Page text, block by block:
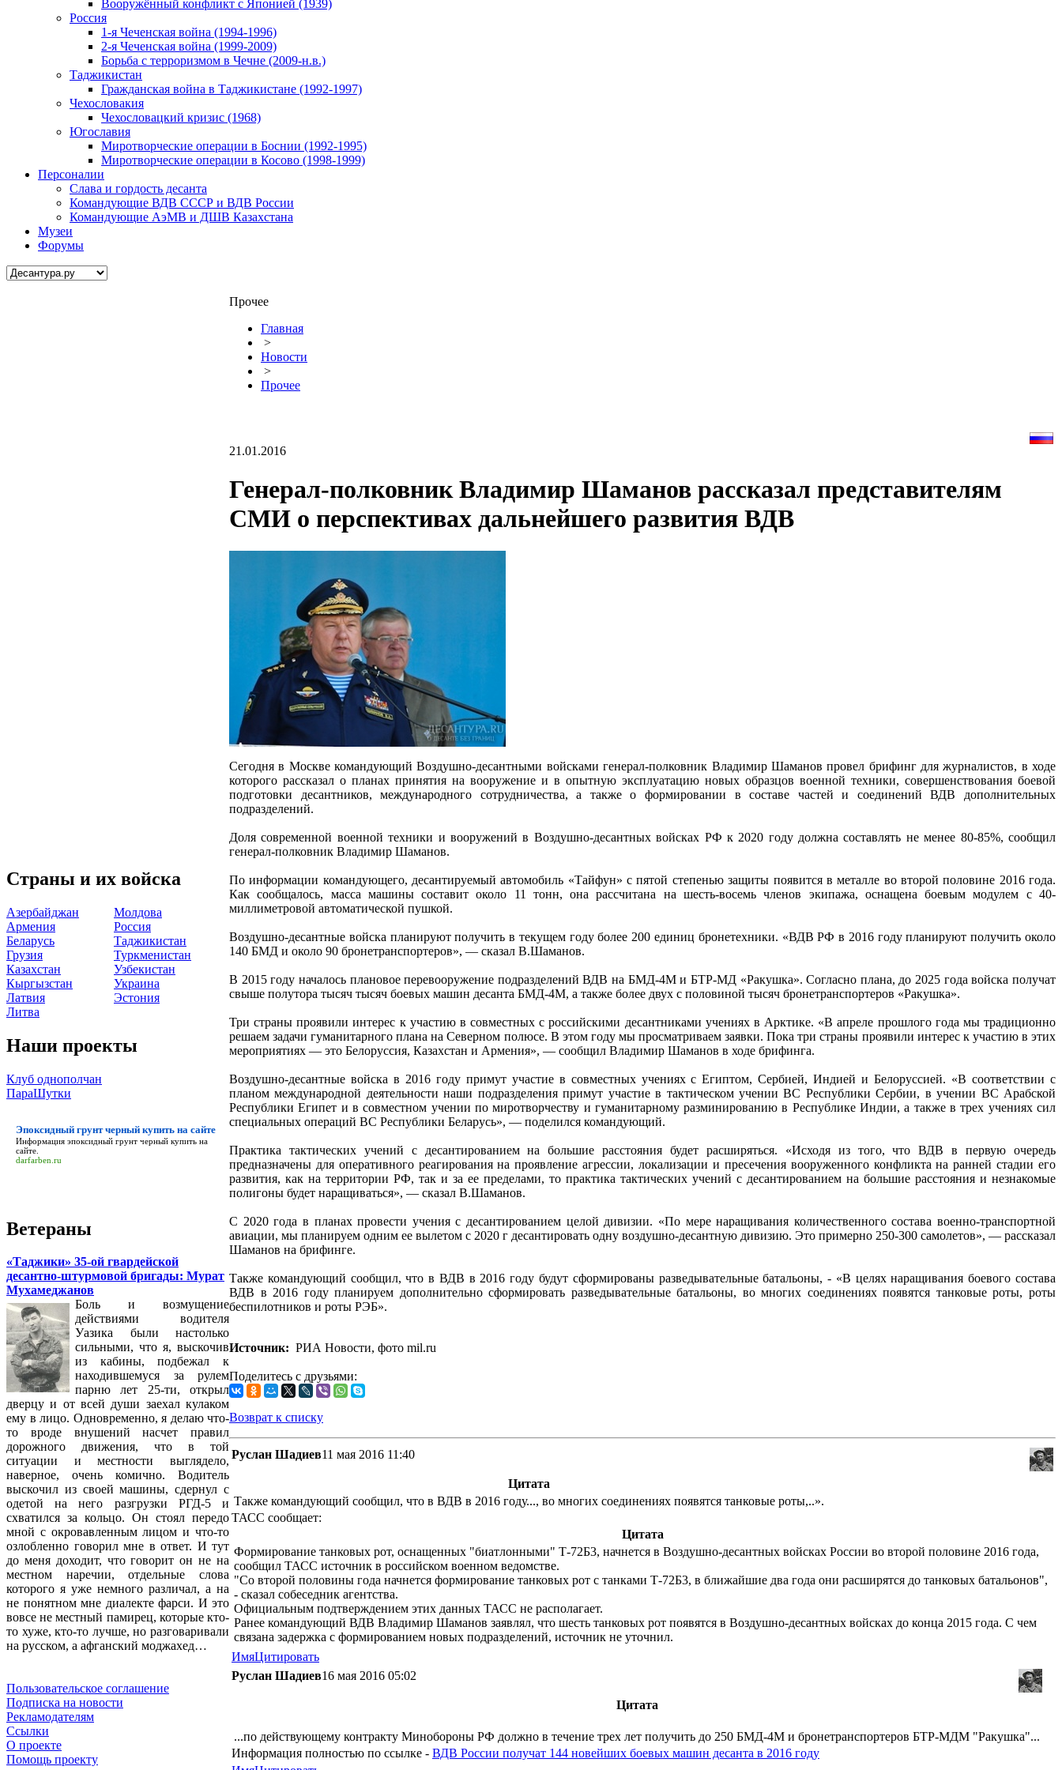
Вооружённый конфликт с Японией (1939)
Россия
1-я Чеченская война (1994-1996)
2-я Чеченская война (1999-2009)
Борьба с терроризмом в Чечне (2009-н.в.)
Таджикистан
Гражданская война в Таджикистане (1992-1997)
Чехословакия
Чехословацкий кризис (1968)
Югославия
Миротворческие операции в Боснии (1992-1995)
Миротворческие операции в Косово (1998-1999)
Персоналии
Слава и гордость десанта
Командующие ВДВ СССР и ВДВ России
Командующие АэМВ и ДШВ Казахстана
Музеи
Форумы
Страны и их войска
Азербайджан
Армения
Беларусь
Грузия
Казахстан
Кыргызстан
Латвия
Литва
Молдова
Россия
Таджикистан
Туркменистан
Узбекистан
Украина
Эстония
Наши проекты
Клуб однополчан
ПараШутки
Эпоксидный грунт черный купить на сайте
Информация эпоксидный грунт черный купить на
сайте.
darfarben.ru
Ветераны
«Таджики» 35-ой гвардейской
десантно-штурмовой бригады: Мурат
Мухамеджанов
Боль и возмущение
действиями водителя
Уазика были настолько
сильными, что я, выскочив
из кабины, подбежал к
находившемуся за рулем
парню лет 25-ти, открыл
дверцу и от всей души заехал кулаком
ему в лицо. Одновременно, я делаю что-
то вроде внушений насчет правил
дорожного движения, что в той
ситуации и местности выглядело,
наверное, очень комично. Водитель
выскочил из своей машины, сдернул с
одетой на него разгрузки РГД-5 и
схватился за кольцо. Он стоял передо
мной с окровавленным лицом и что-то
озлобленно говорил мне в ответ. И тут
до меня доходит, что говорит он не на
местном наречии, отдельные слова
которого я уже немного различал, а на
не понятном мне диалекте фарси. И это
вовсе не местный памирец, которые кто-
то хуже, кто-то лучше, но разговаривали
на русском, а афганский моджахед…
Пользовательское соглашение
Подписка на новости
Рекламодателям
Ссылки
О проекте
Помощь проекту
Прочее
Главная
>
Новости
>
Прочее
21.01.2016
Генерал-полковник Владимир Шаманов рассказал представителям
СМИ о перспективах дальнейшего развития ВДВ
Сегодня в Москве командующий Воздушно-десантными войсками генерал-полковник Владимир Шаманов провел брифинг для журналистов, в ходе
которого рассказал о планах принятия на вооружение и в опытную эксплуатацию новых образцов военной техники, совершенствования боевой
подготовки десантников, международного сотрудничества, а также о формировании в составе частей и соединений ВДВ дополнительных
подразделений.
Доля современной военной техники и вооружений в Воздушно-десантных войсках РФ к 2020 году должна составлять не менее 80-85%, сообщил
генерал-полковник Владимир Шаманов.
По информации командующего, десантируемый автомобиль «Тайфун» с пятой степенью защиты появится в металле во второй половине 2016 года.
Как сообщалось, масса машины составит около 11 тонн, она рассчитана на шесть-восемь членов экипажа, оснащена боевым модулем с 40-
миллиметровой автоматической пушкой.
Воздушно-десантные войска планируют получить в текущем году более 200 единиц бронетехники. «ВДВ РФ в 2016 году планируют получить около
140 БМД и около 90 бронетранспортеров», — сказал В.Шаманов.
В 2015 году началось плановое перевооружение подразделений ВДВ на БМД-4М и БТР-МД «Ракушка». Согласно плана, до 2025 года войска получат
свыше полутора тысяч тысяч боевых машин десанта БМД-4М, а также более двух с половиной тысяч бронетранспортеров «Ракушка».
Три страны проявили интерес к участию в совместных с российскими десантниками учениях в Арктике. «В апреле прошлого года мы традиционно
решаем задачи гуманитарного плана на Северном полюсе. В этом году мы просматриваем заявки. Пока три страны проявили интерес к участию в этих
мероприятиях — это Белоруссия, Казахстан и Армения», — сообщил Владимир Шаманов в ходе брифинга.
Воздушно-десантные войска в 2016 году примут участие в совместных учениях с Египтом, Сербией, Индией и Белоруссией. «В соответствии с
планом международной деятельности наши подразделения примут участие в тактическом учении ВС Республики Сербии, в учении ВС Арабской
Республики Египет и в совместном учении по миротворчеству и гуманитарному разминированию в Республике Индии, а также в трех учениях сил
специальных операций ВС Республики Беларусь», — поделился командующий.
Практика тактических учений с десантированием на большие расстояния будет расширяться. «Исходя из того, что ВДВ в первую очередь
предназначены для оперативного реагирования на проявление агрессии, локализации и пресечения вооруженного конфликта на ранней стадии его
развития, как на территории РФ, так и за ее пределами, то практика тактических учений с десантированием на большие расстояния и незнакомые
полигоны будет наращиваться», — сказал В.Шаманов.
С 2020 года в планах провести учения с десантированием целой дивизии. «По мере наращивания количественного состава военно-транспортной
авиации, мы планируем одним ее вылетом с 2020 г десантировать одну воздушно-десантную дивизию. Это примерно 250-300 самолетов», — рассказал
Шаманов на брифинге.
Также командующий сообщил, что в ВДВ в 2016 году будут сформированы разведывательные батальоны, - «В целях наращивания боевого состава
ВДВ в 2016 году планируем дополнительно сформировать разведывательные батальоны, во многих соединениях появятся танковые роты, роты
беспилотников и роты РЭБ».
Источник: РИА Новости, фото mil.ru
Поделитесь с друзьями:
Возврат к списку
Руслан Шадиев11 мая 2016 11:40
Цитата
Также командующий сообщил, что в ВДВ в 2016 году..., во многих соединениях появятся танковые роты,..».
ТАСС сообщает:
Цитата
Формирование танковых рот, оснащенных "биатлонными" Т-72Б3, начнется в Воздушно-десантных войсках России во второй половине 2016 года,
сообщил ТАСС источник в российском военном ведомстве.
"Со второй половины года начнется формирование танковых рот с танками Т-72Б3, в ближайшие два года они расширятся до танковых батальонов",
- сказал собеседник агентства.
Официальным подтверждением этих данных ТАСС не располагает.
Ранее командующий ВДВ Владимир Шаманов заявлял, что шесть танковых рот появятся в Воздушно-десантных войсках до конца 2015 года. С чем
связана задержка с формированием новых подразделений, источник не уточнил.
ИмяЦитировать
Руслан Шадиев16 мая 2016 05:02
Цитата
...по действующему контракту Минобороны РФ должно в течение трех лет получить до 250 БМД-4М и бронетранспортеров БТР-МДМ "Ракушка"...
Информация полностью по ссылке - ВДВ России получат 144 новейших боевых машин десанта в 2016 году